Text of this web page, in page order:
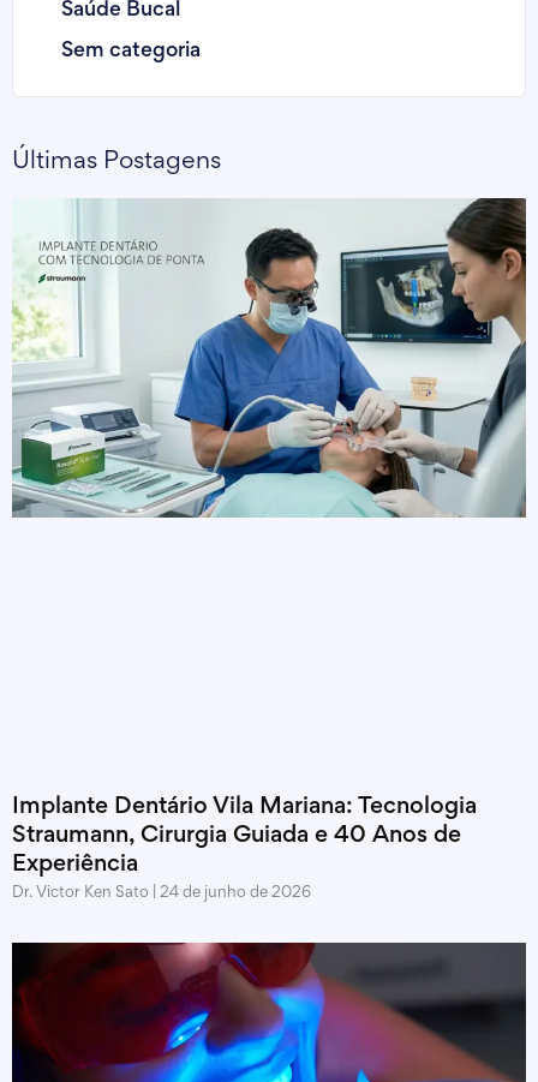
Saúde Bucal
Sem categoria
Últimas Postagens
Implante Dentário Vila Mariana: Tecnologia
Straumann, Cirurgia Guiada e 40 Anos de
Experiência
Dr. Victor Ken Sato 24 de junho de 2026